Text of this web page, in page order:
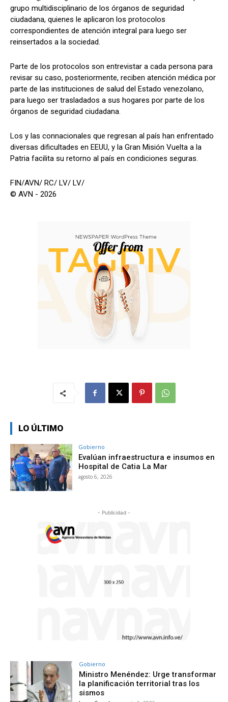
grupo multidisciplinario de los órganos de seguridad
ciudadana, quienes le aplicaron los protocolos
correspondientes de atención integral para luego ser
reinsertados a la sociedad.
Parte de los protocolos son entrevistar a cada persona para
revisar su caso, posteriormente, reciben atención médica por
parte de las instituciones de salud del Estado venezolano,
para luego ser trasladados a sus hogares por parte de los
órganos de seguridad ciudadana.
Los y las connacionales que regresan al país han enfrentado
diversas dificultades en EEUU, y la Gran Misión Vuelta a la
Patria facilita su retorno al país en condiciones seguras.
FIN/AVN/ RC/ LV/ LV/
© AVN - 2026
LO ÚLTIMO
Gobierno
Evalúan infraestructura e insumos en
Hospital de Catia La Mar
agosto 6, 2026
- Publicidad -
Gobierno
Ministro Menéndez: Urge transformar
la planificación territorial tras los
sismos